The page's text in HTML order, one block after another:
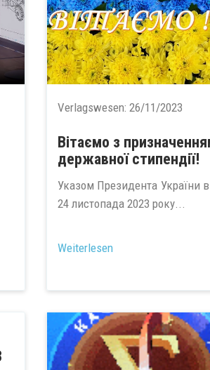
Verlagswesen: 26/11/2023
Вітаємо з
державної стипендії!
Указом Президента України
24 листопада 2023 року...
Weiterlesen